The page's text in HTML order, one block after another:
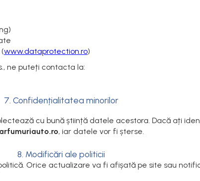
www.dataprotection.ro)
ne puteți contacta la:
7. Confidențialitatea minorilor
cu bună știință datele acestora. Dacă ați
, iar datele vor fi șterse.
8. Modificări ale politicii
Orice actualizare va fi afișată pe site sau